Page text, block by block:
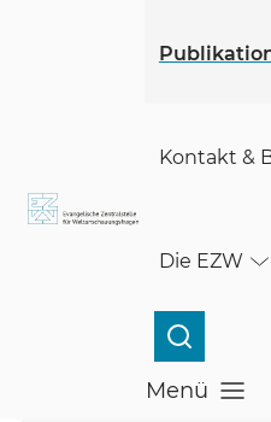
Kontakt &
Die EZW
Menü
Menü öffnen